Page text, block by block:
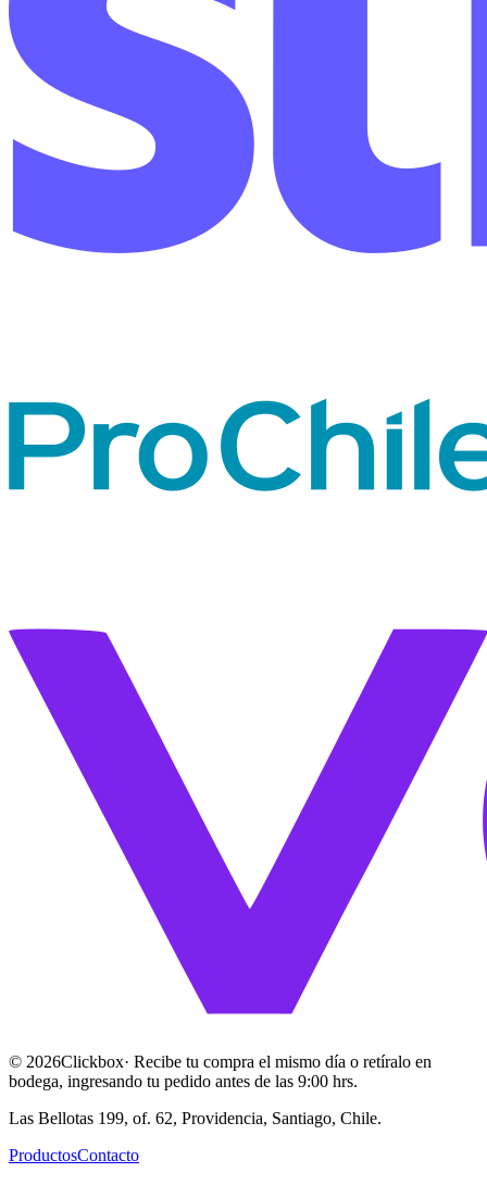
© 2026Clickbox· Recibe tu compra el mismo día o retíralo en
bodega, ingresando tu pedido antes de las 9:00 hrs.
Las Bellotas 199, of. 62, Providencia, Santiago, Chile.
ProductosContacto